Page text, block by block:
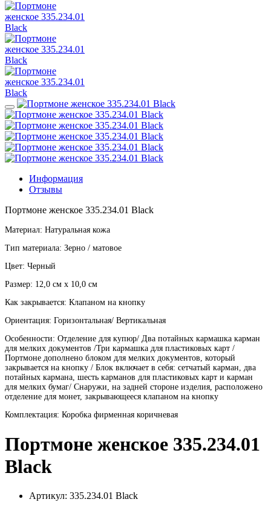
Информация
Отзывы
Портмоне женское 335.234.01 Black
Материал: Натуральная кожа
Тип материала: Зерно / матовое
Цвет: Черный
Размер: 12,0 см x 10,0 см
Как закрывается: Клапаном на кнопку
Ориентация: Горизонтальная/ Вертикальная
Особенности: Отделение для купюр/ Два потайных кармашка карман
для мелких документов /Три кармашка для пластиковых карт /
Портмоне дополнено блоком для мелких документов, который
закрывается на кнопку / Блок включает в себя: сетчатый карман, два
потайных кармана, шесть карманов для пластиковых карт и карман
для мелких бумаг/ Снаружи, на задней стороне изделия, расположено
отделение для монет, закрывающееся клапаном на кнопку
Комплектация: Коробка фирменная коричневая
Портмоне женское 335.234.01
Black
Артикул: 335.234.01 Black